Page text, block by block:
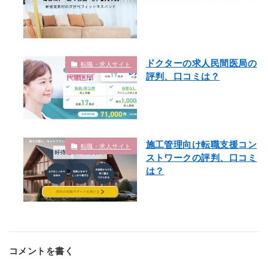
転職・求人サイト
ドクターの求人民間医局の
評判、口コミは？
転職・求人サイト
施工管理向け転職支援コン
ストワークの評判、口コミ
は？
コメントを書く